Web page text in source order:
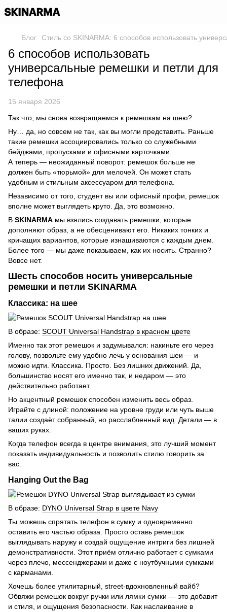
Блог Стиль со SKINARMA: 6 способов использовать
6 способов использовать
универсальные ремешки и петли для
телефона
15 января 2026
Так что, мы снова возвращаемся к ремешкам на шею?
Ну… да, но совсем не так, как вы могли представить. Раньше
такие ремешки ассоциировались только со служебными
бейджами, пропусками и офисными карточками.
А теперь — неожиданный поворот: ремешок больше не
должен быть «тюрьмой» для мелочей. Он может стать
удобным и стильным аксессуаром для телефона.
Независимо от того, студент вы или офисный профи, ремешок
вполне может выглядеть круто. Да, это возможно.
В SKINARMA мы взялись создавать ремешки, которые
дополняют образ, а не обесценивают его. Никаких тонких и
кричащих вариантов, которые изнашиваются с каждым днем.
Более того — мы даже показываем, как их носить. Странно?
Вовсе нет.
Шесть способов носить универсальные
ремешки и петли SKINARMA
Классика: на шее
В образе: SCOUT Universal Handstrap в красном цвете
Именно так этот ремешок и задумывался: накиньте его через
голову, позвольте ему удобно лечь у основания шеи — и
можно идти. Классика. Просто. Без лишних движений. Да,
большинство носят его именно так, и недаром — это
действительно работает.
Но акцентный ремешок способен изменить весь образ.
Играйте с длиной: положение на уровне груди или чуть выше
талии создаёт собранный, но расслабленный вид. Детали — в
ваших руках.
Когда телефон всегда в центре внимания, это лучший момент
показать индивидуальность и позволить стилю говорить за
вас.
Hanging Out the Bag
В образе: DYNO Universal Strap в цвете Navy
Ты можешь спрятать телефон в сумку и одновременно
оставить его частью образа. Просто оставь ремешок
выглядывать наружу и создай ощущение интриги без лишней
демонстративности. Этот приём отлично работает с сумками
через плечо, мессенджерами и даже с ноутбучными сумками
с карманами.
Хочешь более утилитарный, street-вдохновленный вайб?
Обвяжи ремешок вокруг ручки или лямки сумки — это добавит
и стиля, и ощущения безопасности. Как наслаивание в